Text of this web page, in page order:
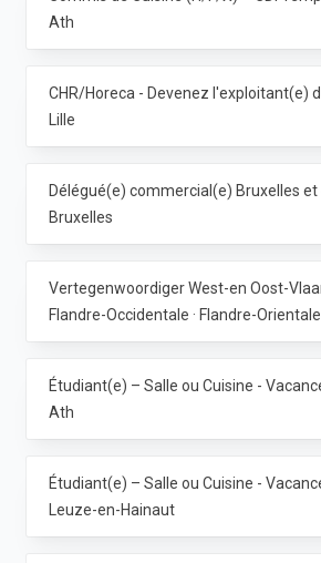
Ath
Lille
Bruxelles
Flandre-Occidentale · Flandre-Orientale
Ath
Leuze-en-Hainaut